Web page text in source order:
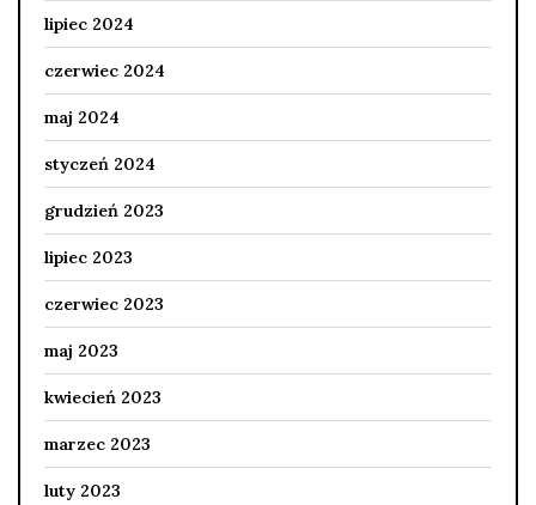
lipiec 2024
czerwiec 2024
maj 2024
styczeń 2024
grudzień 2023
lipiec 2023
czerwiec 2023
maj 2023
kwiecień 2023
marzec 2023
luty 2023